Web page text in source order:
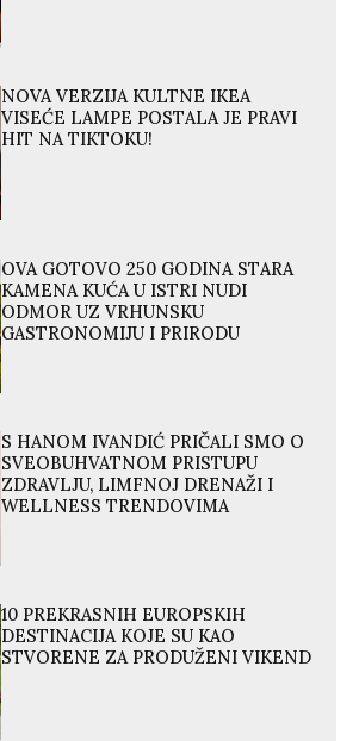
NOVA VERZIJA KULTNE IKEA
VISEĆE LAMPE POSTALA JE PRAVI
HIT NA TIKTOKU!
OVA GOTOVO 250 GODINA STARA
KAMENA KUĆA U ISTRI NUDI
ODMOR UZ VRHUNSKU
GASTRONOMIJU I PRIRODU
S HANOM IVANDIĆ PRIČALI SMO O
SVEOBUHVATNOM PRISTUPU
ZDRAVLJU, LIMFNOJ DRENAŽI I
WELLNESS TRENDOVIMA
10 PREKRASNIH EUROPSKIH
DESTINACIJA KOJE SU KAO
STVORENE ZA PRODUŽENI VIKEND